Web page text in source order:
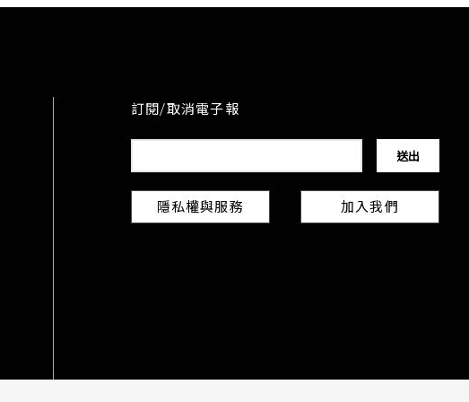
訂閱/取消電子報
隱私權與服務 加入我們